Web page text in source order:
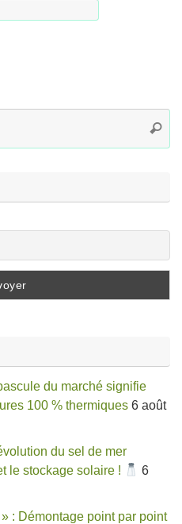
du marché signifie
100 % thermiques 6 août
du sel de mer
le stockage solaire !
6
: Démontage point par point